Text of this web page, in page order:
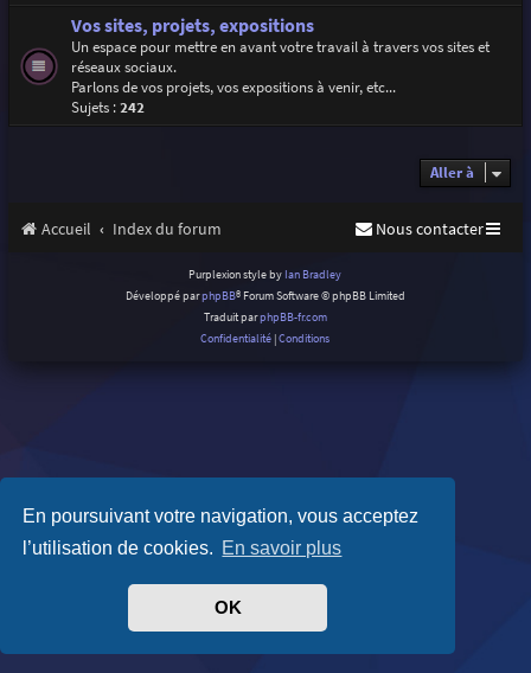
En poursuivant votre navigation, vous acceptez
l’utilisation de cookies. En savoir plus
OK
Vos sites, projets, expositions
Un espace pour mettre en avant votre travail à travers vos sites et
réseaux sociaux.
Parlons de vos projets, vos expositions à venir, etc...
Sujets :242
Aller à
Accueil Index du forum Nous contacter
Purplexion style by Ian Bradley
Développé parphpBB® Forum Software © phpBB Limited
Traduit parphpBB-fr.com
Confidentialité |Conditions